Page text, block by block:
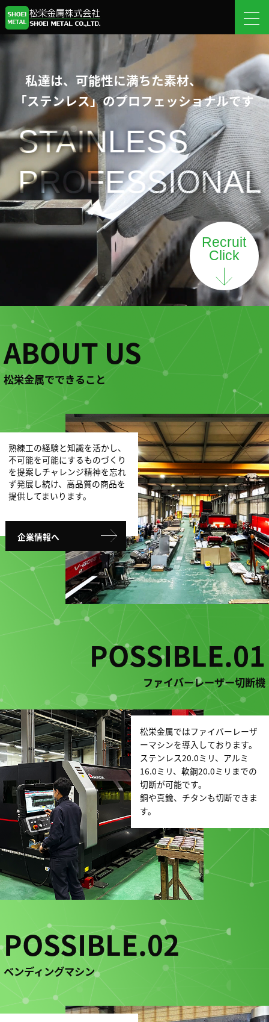
私達は、可能性に満ちた素材、
「ステンレス」のプロフェッショナルです
STAINLESS
PROFESSIONAL
Recruit
Click
ABOUT US
松栄金属でできること
熟練工の経験と知識を活かし、
不可能を可能にするものづくり
を提案しチャレンジ精神を忘れ
ず発展し続け、高品質の商品を
提供してまいります。
企業情報へ
POSSIBLE.01
ファイバーレーザー切断機
松栄金属ではファイバーレーザ
ーマシンを導入しております。
ステンレス20.0ミリ、アルミ
16.0ミリ、軟鋼20.0ミリまでの
切断が可能です。
銅や真鍮、チタンも切断できま
す。
POSSIBLE.02
ベンディングマシン